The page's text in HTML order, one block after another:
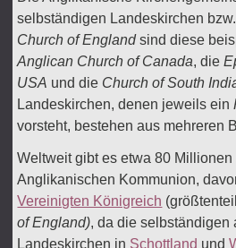
selbständigen Landeskirchen
Church of Englandsind diese
Anglican Church of Canada, die
USA und die Church of South
Landeskirchen, denen jeweils ein
vorsteht, bestehen aus mehreren
Weltweit gibt es etwa 80
Anglikanischen Kommunion,
Vereinigten Königreich
of England), da die selbständigen
Landeskirchen in Schottland und